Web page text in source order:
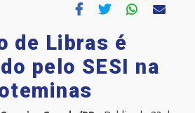
de Libras é
pelo SESI na